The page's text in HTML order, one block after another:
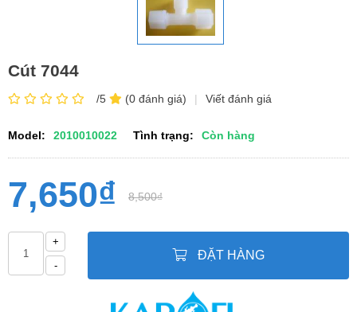
Cút 7044
/5 (0 đánh giá) | Viết đánh giá
Model: 2010010022 Tình trạng: Còn hàng
7,650₫ 8,500₫
+
-
ĐẶT HÀNG